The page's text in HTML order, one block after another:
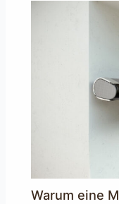
Warum eine